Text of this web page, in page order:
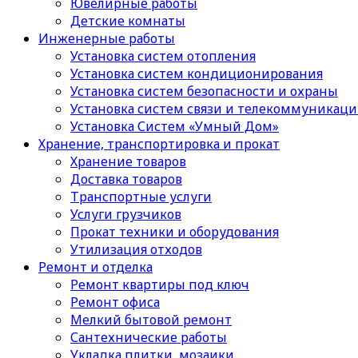
Детские комнаты
Инженерные работы
Установка систем отопления
Установка систем кондиционирования
Установка систем безопасности и охраны
Установка систем связи и
Установка Систем «Умный Дом»
Хранение, транспортировка и прокат
Хранение товаров
Доставка товаров
Транспортные услуги
Услуги грузчиков
Прокат техники и оборудования
Утилизация отходов
Ремонт и отделка
Ремонт квартиры под ключ
Ремонт офиса
Мелкий бытовой ремонт
Сантехнические работы